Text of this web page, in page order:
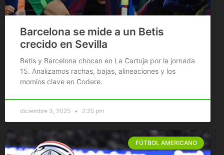
Barcelona se mide a un Betis
crecido en Sevilla
Betis y Barcelona chocan en La Cartuja por la jornada
15. Analizamos rachas, bajas, alineaciones y los
momios clave en Codere.
diciembre 3, 2025 2:25 pm
FÚTBOL AMERICANO